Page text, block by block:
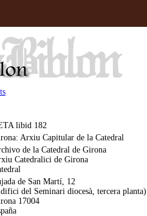
libid 182
Arxiu Capitular de la Catedral
de la Catedral de Girona
Catedralici de Girona
de San Martí, 12
del Seminari diocesà, tercera planta)
17004